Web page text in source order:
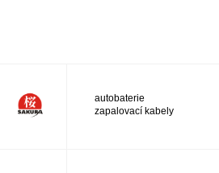
autobaterie
zapalovací kabely